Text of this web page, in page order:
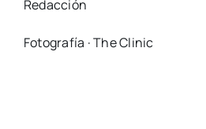
Redacción
Fotografía · The Clinic